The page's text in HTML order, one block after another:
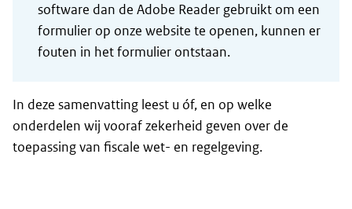
software dan de Adobe Reader gebruikt om een
formulier op onze website te openen, kunnen er
fouten in het formulier ontstaan.
In deze samenvatting leest u óf, en op welke
onderdelen wij vooraf zekerheid geven over de
toepassing van fiscale wet- en regelgeving.